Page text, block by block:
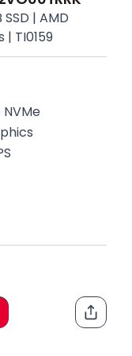
SSD | AMD
| TI0159
NVMe